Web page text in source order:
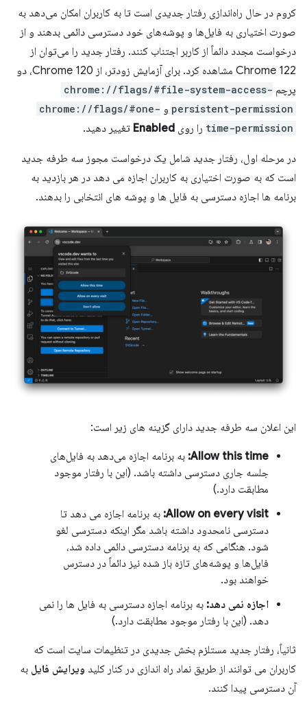
کروم در حال راه‌اندازی رفتار جدیدی است تا به کاربران امکان می‌دهد به
صورت اختیاری به فایل‌ها و پوشه‌های خود دسترسی دائمی بدهند و از
درخواست مجدد دائماً از کاربر اجتناب کنند. رفتار جدید را می‌توان از
Chrome 122 مشاهده کرد. برای آزمایش زودتر، از Chrome 120، دو
پرچم chrome://flags/#file-system-access-
persistent-permission و chrome://flags/#one-
time-permission را روی Enabled تغییر دهید.
در مرحله اول، رفتار جدید شامل یک درخواست مجوز سه طرفه جدید
است که به صورت اختیاری به کاربران اجازه می دهد در هر بازدید به
برنامه ها اجازه دسترسی به فایل ها و پوشه های انتخابی را بدهند.
این اعلان سه طرفه جدید دارای گزینه های زیر است:
Allow this time: به برنامه اجازه می‌دهد به فایل‌های
جلسه جاری دسترسی داشته باشد. (این با رفتار موجود
مطابقت دارد.)
Allow on every visit: به برنامه اجازه می دهد تا
دسترسی نامحدود داشته باشد مگر اینکه دسترسی لغو
شود. هنگامی که به برنامه دسترسی دائمی داده شد،
فایل‌ها و پوشه‌های تازه باز شده نیز دائماً در دسترس
خواهند بود.
اجازه نمی دهد: به برنامه اجازه دسترسی به فایل ها را نمی
دهد. (این با رفتار موجود مطابقت دارد.)
ثانیاً، رفتار جدید مستلزم بخش جدیدی در تنظیمات سایت است که
کاربران می توانند از طریق نماد راه اندازی در کنار کلید ویرایش فایل به
آن دسترسی پیدا کنند.